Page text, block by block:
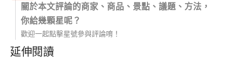
關於本文評論的商家、商品、景點、議題、方法，
你給幾顆星呢？
歡迎一起點擊星號參與評論唷！
延伸閱讀